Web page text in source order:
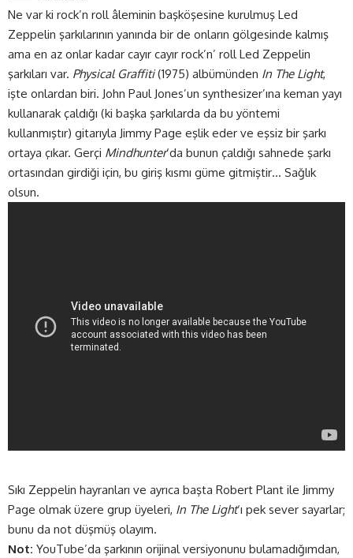
Ne var ki rock’n roll âleminin başköşesine kurulmuş Led
Zeppelin şarkılarının yanında bir de onların gölgesinde kalmış
ama en az onlar kadar cayır cayır rock’n’ roll Led Zeppelin
şarkıları var. Physical Graffiti(1975) albümünden In The Light,
işte onlardan biri. John Paul Jones’un synthesizer’ına keman yayı
kullanarak çaldığı (ki başka şarkılarda da bu yöntemi
kullanmıştır) gitarıyla Jimmy Page eşlik eder ve eşsiz bir şarkı
ortaya çıkar. Gerçi Mindhunter‘da bunun çaldığı sahnede şarkı
ortasından girdiği için, bu giriş kısmı güme gitmiştir… Sağlık
olsun.
Sıkı Zeppelin hayranları ve ayrıca başta Robert Plant ile Jimmy
Page olmak üzere grup üyeleri, In The Light‘ı pek sever sayarlar;
bunu da not düşmüş olayım.
Not: YouTube’da şarkının orijinal versiyonunu bulamadığımdan,